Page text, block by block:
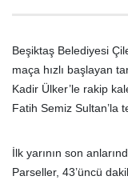
Beşiktaş Belediyesi
maça hızlı başlayan
Kadir Ülker’le rakip
Fatih Semiz Sultan’la
İlk yarının son
Parseller, 43’üncü